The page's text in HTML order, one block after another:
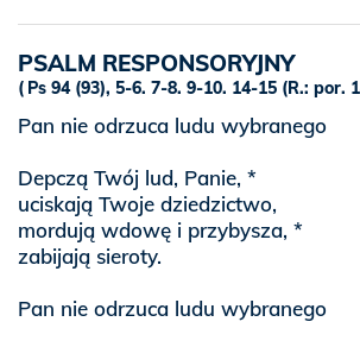
PSALM RESPONSORYJNY
Ps 94 (93), 5-6. 7-8. 9-10. 14-15 (R.: por.
Pan nie odrzuca ludu wybranego
Depczą Twój lud, Panie, *
uciskają Twoje dziedzictwo,
mordują wdowę i przybysza, *
zabijają sieroty.
Pan nie odrzuca ludu wybranego